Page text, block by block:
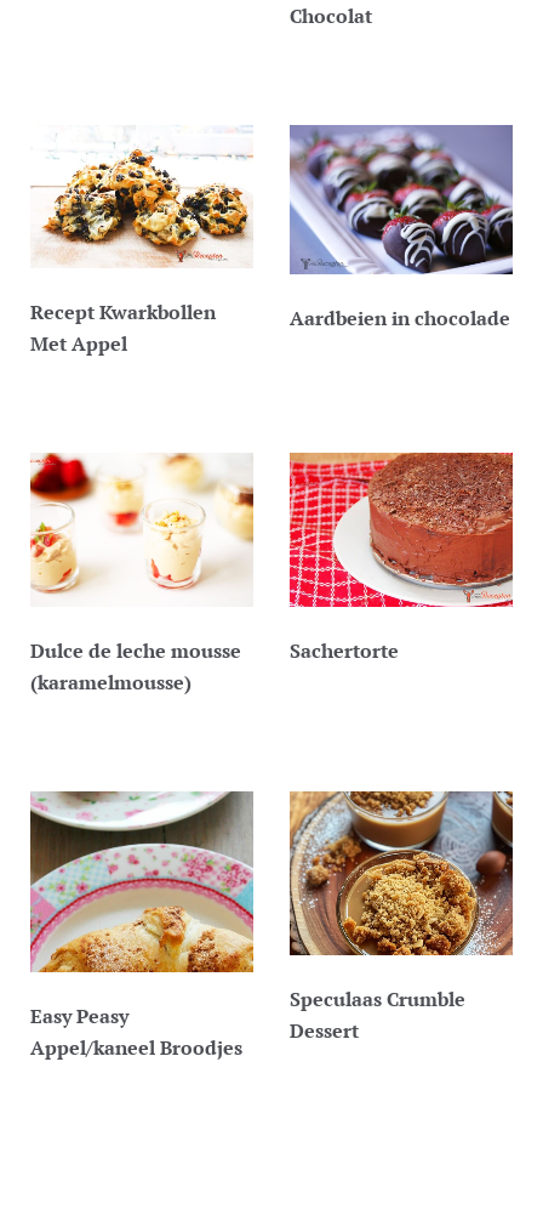
Chocolat
Recept Kwarkbollen
Met Appel
Aardbeien in chocolade
Dulce de leche mousse
(karamelmousse)
Sachertorte
Easy Peasy
Appel/kaneel Broodjes
Speculaas Crumble
Dessert